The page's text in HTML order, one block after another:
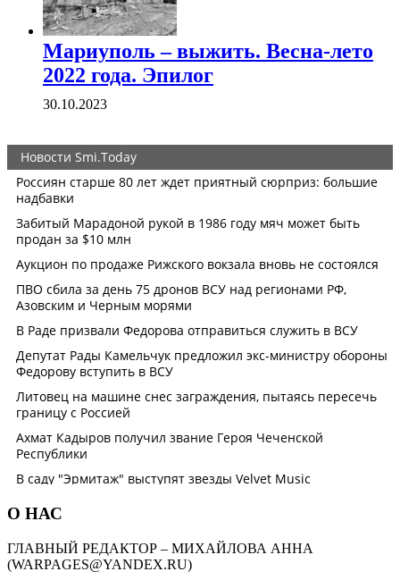
Мариуполь – выжить. Весна-лето
2022 года. Эпилог
30.10.2023
О НАС
ГЛАВНЫЙ РЕДАКТОР – МИХАЙЛОВА АННА
(WARPAGES@YANDEX.RU)